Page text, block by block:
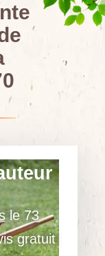
le 73
gratuit